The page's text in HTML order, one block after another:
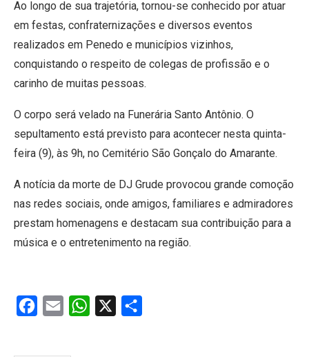
Ao longo de sua trajetória, tornou-se conhecido por atuar
em festas, confraternizações e diversos eventos
realizados em Penedo e municípios vizinhos,
conquistando o respeito de colegas de profissão e o
carinho de muitas pessoas.
O corpo será velado na Funerária Santo Antônio. O
sepultamento está previsto para acontecer nesta quinta-
feira (9), às 9h, no Cemitério São Gonçalo do Amarante.
A notícia da morte de DJ Grude provocou grande comoção
nas redes sociais, onde amigos, familiares e admiradores
prestam homenagens e destacam sua contribuição para a
música e o entretenimento na região.
Facebook
Email WhatsApp